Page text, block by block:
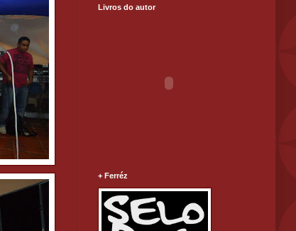
Livros do autor
+ Ferréz